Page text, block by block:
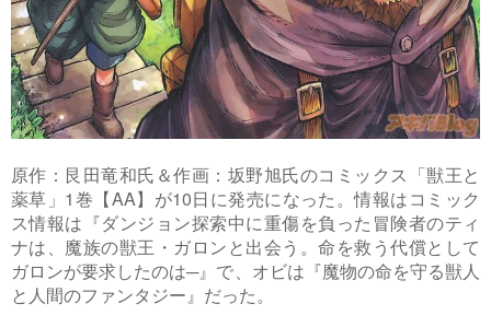
原作：艮田竜和氏＆作画：坂野旭氏のコミックス「獣王と
薬草」1巻【AA】が10日に発売になった。情報はコミック
ス情報は『ダンジョン探索中に重傷を負った冒険者のティ
ナは、魔族の獣王・ガロンと出会う。命を救う代償として
ガロンが要求したのは─』で、オビは『魔物の命を守る獣人
と人間のファンタジー』だった。